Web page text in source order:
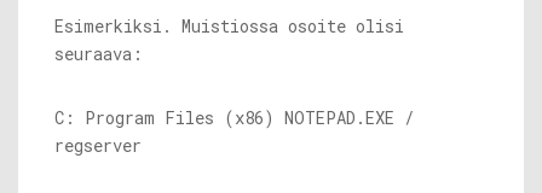
Esimerkiksi. Muistiossa osoite olisi
seuraava:
C: Program Files (x86) NOTEPAD.EXE /
regserver